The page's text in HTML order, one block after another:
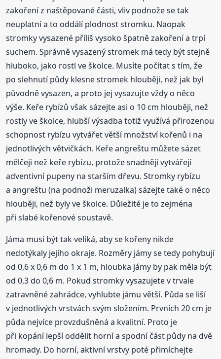
zakoření z naštěpované části, vliv podnože se tak
neuplatní a to oddálí plodnost stromku. Naopak
stromky vysazené příliš vysoko špatně zakoření a trpí
suchem. Správně vysazený stromek má tedy být stejně
hluboko, jako rostl ve školce. Musíte počítat s tím, že
po slehnutí půdy klesne stromek hlouběji, než jak byl
původně vysazen, a proto jej vysazujte vždy o něco
výše. Keře rybízů však sázejte asi o 10 cm hlouběji, než
rostly ve školce, hlubší výsadba totiž využívá přirozenou
schopnost rybízu vytvářet větší množství kořenů i na
jednotlivých větvičkách. Keře angreštu můžete sázet
mělčeji než keře rybízu, protože snadněji vytvářejí
adventivní pupeny na starším dřevu. Stromky rybízu
a angreštu (na podnoži meruzalka) sázejte také o něco
hlouběji, než byly ve školce. Důležité je to zejména
při slabé kořenové soustavě.
Jáma musí být tak veliká, aby se kořeny nikde
nedotýkaly jejího okraje. Rozměry jámy se tedy pohybují
od 0,6 x 0,6 m do 1 x 1 m, hloubka jámy by pak měla být
od 0,3 do 0,6 m. Pokud stromky vysazujete v trvale
zatravněné zahrádce, vyhlubte jámu větší. Půda se liší
v jednotlivých vrstvách svým složením. Prvních 20 cm je
půda nejvíce provzdušněná a kvalitní. Proto je
při kopání lepší oddělit horní a spodní část půdy na dvě
hromady. Do horní, aktivní vrstvy poté přimíchejte